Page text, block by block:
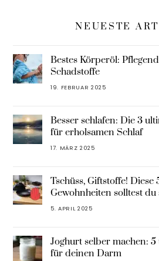
NEUESTE
Bestes Körperöl:
Schadstoffe
19. FEBRUAR 2025
Besser schlafen: Die 3
für erholsamen Schlaf
17. MÄRZ 2025
Tschüss, Giftstoffe! Diese
Gewohnheiten solltest
5. APRIL 2025
Joghurt selber machen:
für deinen Darm